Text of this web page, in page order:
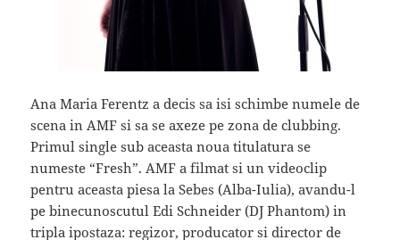
Ana Maria Ferentz a decis sa isi schimbe numele de
scena in AMF si sa se axeze pe zona de clubbing.
Primul single sub aceasta noua titulatura se
numeste “Fresh”. AMF a filmat si un videoclip
pentru aceasta piesa la Sebes (Alba-Iulia), avandu-l
pe binecunoscutul Edi Schneider (DJ Phantom) in
tripla ipostaza: regizor, producator si director de